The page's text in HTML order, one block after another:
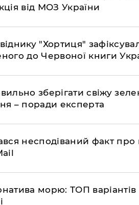
від МОЗ України
"Хортиця"
до Червоної книги
зберігати свіжу
– поради експерта
несподіваний факт про
морю: ТОП варіантів